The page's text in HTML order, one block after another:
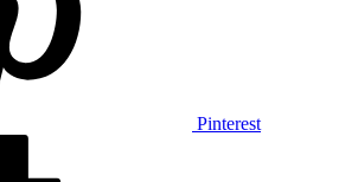
Pinterest